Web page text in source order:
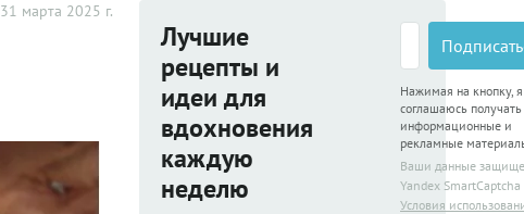
31 марта 2025 г.
Лучшие
рецепты и
идеи для
вдохновения
каждую
неделю
Нажимая на кнопку, я
соглашаюсь получать
информационные и
рекламные
Ваши данные
Yandex SmartCaptcha
Условия